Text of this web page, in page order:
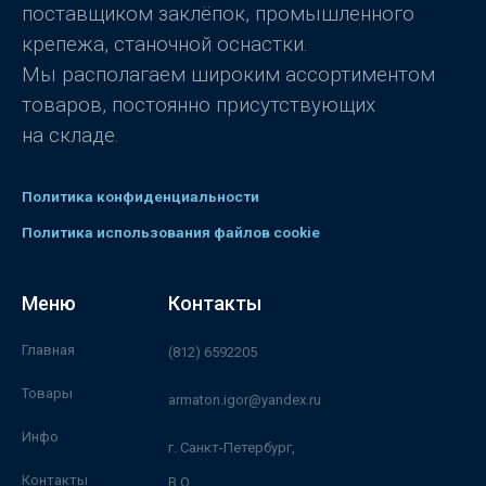
поставщиком заклёпок, промышленного
крепежа, станочной оснастки.
Мы располагаем широким ассортиментом
товаров, постоянно присутствующих
на складе.
Политика конфиденциальности
Политика использования файлов cookie
Меню
Главная
Товары
Инфо
Контакты
Контакты
(812) 6592205
armaton.igor@yandex.ru
г. Санкт-Петербург,
В.О.